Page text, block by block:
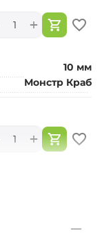
+
10 мм
Монстр Краб
+